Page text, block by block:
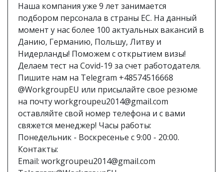
Наша компания уже 9 лет занимается
подбором персонала в страны ЕС. На данный
момент у нас более 100 актуальных вакансий в
Данию, Германию, Польшу, Литву и
Нидерланды! Поможем с открытием визы!
Делаем тест на Covid-19 за счет работодателя.
Пишите нам на Telegram +48574516668
@WorkgroupEU или присылайте свое резюме
на почту workgroupeu2014@gmail.com
оставляйте свой номер телефона и с вами
свяжется менеджер! Часы работы:
Понедельник - Воскресенье с 9:00 - 20:00.
Контакты:
Email: workgroupeu2014@gmail.com